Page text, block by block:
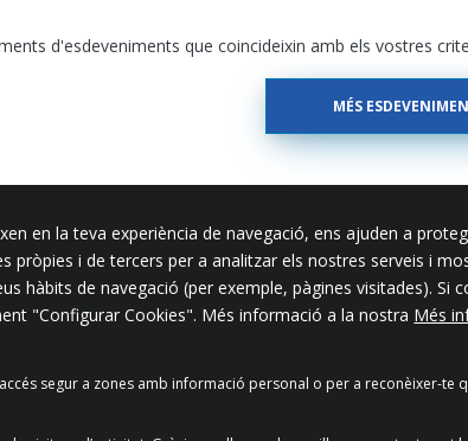
d'esdeveniments que coincideixin amb els vostres
MÉS
Vilassar
Privacitat Política de Xarxes Socials Política de cookies
en la teva experiència de navegació, ens ajuden a
pròpies i de tercers per a analitzar els nostres serveis i
hàbits de navegació (per exemple, pàgines visitades). Si
"Configurar Cookies". Més informació a la nostra Més
segur a zones amb informació personal o per a reconèixer-te